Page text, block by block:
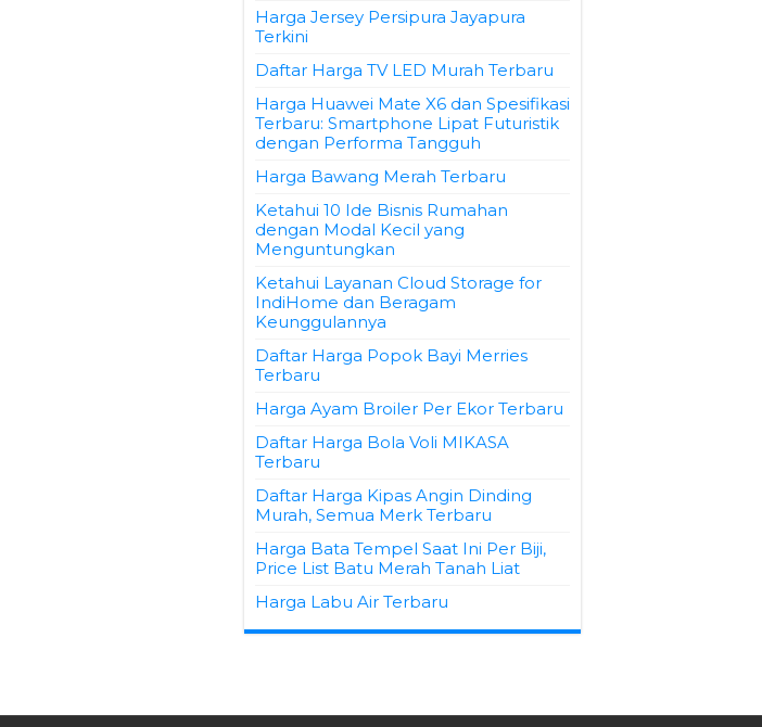
Harga Jersey Persipura Jayapura
Terkini
Daftar Harga TV LED Murah Terbaru
Harga Huawei Mate X6 dan Spesifikasi
Terbaru: Smartphone Lipat Futuristik
dengan Performa Tangguh
Harga Bawang Merah Terbaru
Ketahui 10 Ide Bisnis Rumahan
dengan Modal Kecil yang
Menguntungkan
Ketahui Layanan Cloud Storage for
IndiHome dan Beragam
Keunggulannya
Daftar Harga Popok Bayi Merries
Terbaru
Harga Ayam Broiler Per Ekor Terbaru
Daftar Harga Bola Voli MIKASA
Terbaru
Daftar Harga Kipas Angin Dinding
Murah, Semua Merk Terbaru
Harga Bata Tempel Saat Ini Per Biji,
Price List Batu Merah Tanah Liat
Harga Labu Air Terbaru